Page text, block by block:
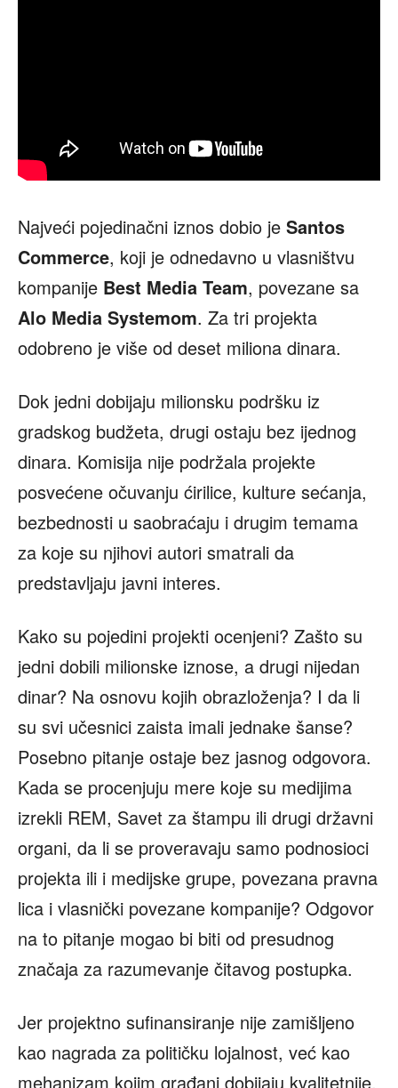
Najveći pojedinačni iznos dobio je Santos
Commerce, koji je odnedavno u vlasništvu
kompanije Best Media Team, povezane sa
Alo Media Systemom. Za tri projekta
odobreno je više od deset miliona dinara.
Dok jedni dobijaju milionsku podršku iz
gradskog budžeta, drugi ostaju bez ijednog
dinara. Komisija nije podržala projekte
posvećene očuvanju ćirilice, kulture sećanja,
bezbednosti u saobraćaju i drugim temama
za koje su njihovi autori smatrali da
predstavljaju javni interes.
Kako su pojedini projekti ocenjeni? Zašto su
jedni dobili milionske iznose, a drugi nijedan
dinar? Na osnovu kojih obrazloženja? I da li
su svi učesnici zaista imali jednake šanse?
Posebno pitanje ostaje bez jasnog odgovora.
Kada se procenjuju mere koje su medijima
izrekli REM, Savet za štampu ili drugi državni
organi, da li se proveravaju samo podnosioci
projekta ili i medijske grupe, povezana pravna
lica i vlasnički povezane kompanije? Odgovor
na to pitanje mogao bi biti od presudnog
značaja za razumevanje čitavog postupka.
Jer projektno sufinansiranje nije zamišljeno
kao nagrada za političku lojalnost, već kao
mehanizam kojim građani dobijaju kvalitetnije,